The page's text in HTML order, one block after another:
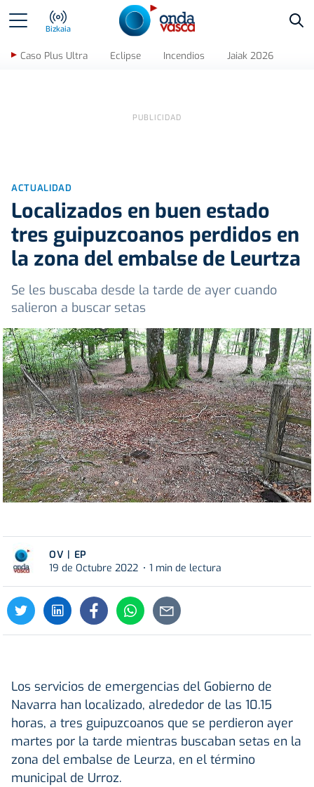
Bizkaia
Caso Plus Ultra Eclipse Incendios Jaiak 2026
ACTUALIDAD
Localizados en buen estado
tres guipuzcoanos perdidos en
la zona del embalse de Leurtza
Se les buscaba desde la tarde de ayer cuando
salieron a buscar setas
OV | EP
19 de Octubre 2022
1 min de lectura
Los servicios de emergencias del Gobierno de
Navarra han localizado, alrededor de las 10.15
horas, a tres guipuzcoanos que se perdieron ayer
martes por la tarde mientras buscaban setas en la
zona del embalse de Leurza, en el término
municipal de Urroz.